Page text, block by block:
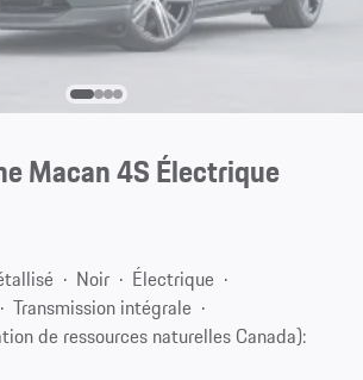
Macan 4S Électrique
Noir
Électrique
Transmission intégrale
de ressources naturelles Canada):